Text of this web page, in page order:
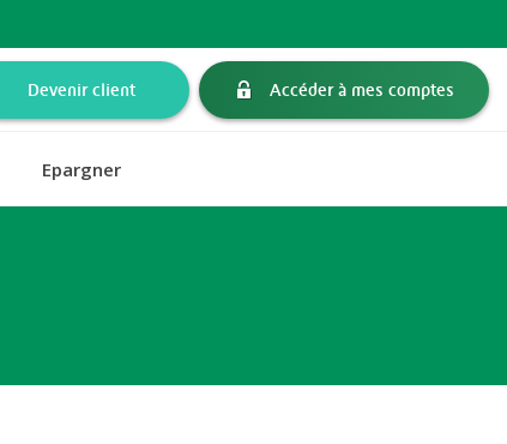
Devenir client Accéder à mes comptes
Epargner